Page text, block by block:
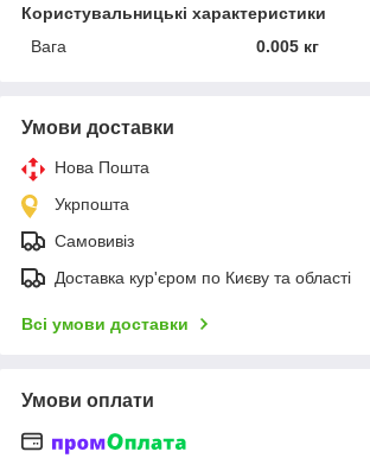
Користувальницькі характеристики
Вага
0.005 кг
Умови доставки
Нова Пошта
Укрпошта
Самовивіз
Доставка кур'єром по Києву та області
Всі умови доставки
Умови оплати